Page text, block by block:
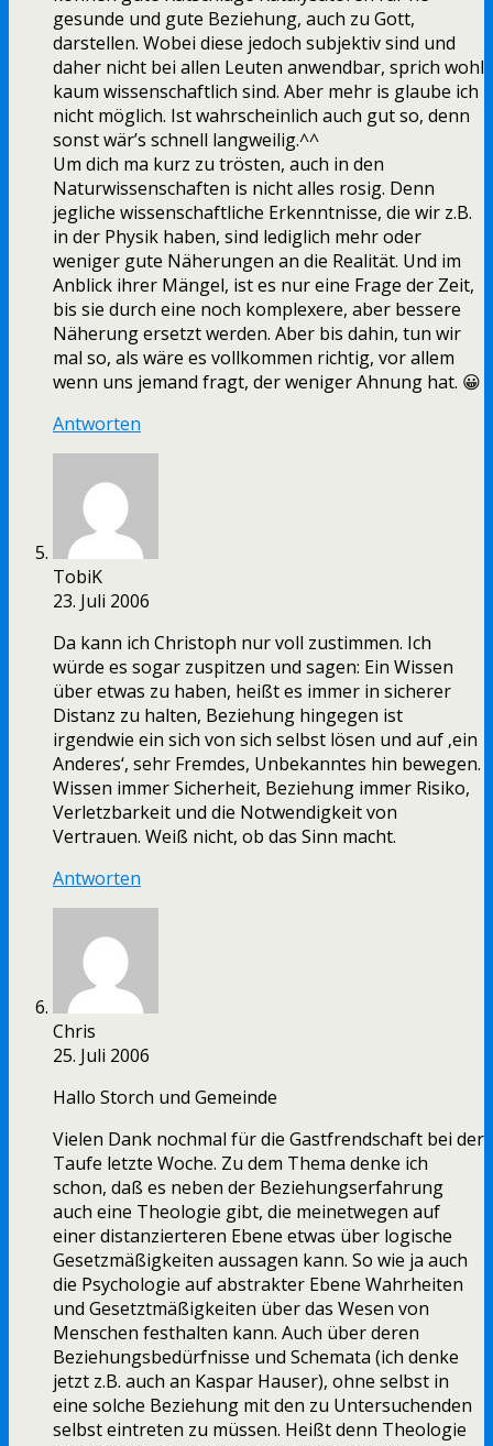
gesunde und gute Beziehung, auch zu Gott,
darstellen. Wobei diese jedoch subjektiv sind und
daher nicht bei allen Leuten anwendbar, sprich wohl
kaum wissenschaftlich sind. Aber mehr is glaube ich
nicht möglich. Ist wahrscheinlich auch gut so, denn
sonst wär’s schnell langweilig.^^
Um dich ma kurz zu trösten, auch in den
Naturwissenschaften is nicht alles rosig. Denn
jegliche wissenschaftliche Erkenntnisse, die wir z.B.
in der Physik haben, sind lediglich mehr oder
weniger gute Näherungen an die Realität. Und im
Anblick ihrer Mängel, ist es nur eine Frage der Zeit,
bis sie durch eine noch komplexere, aber bessere
Näherung ersetzt werden. Aber bis dahin, tun wir
mal so, als wäre es vollkommen richtig, vor allem
wenn uns jemand fragt, der weniger Ahnung hat. 😀
Antworten
TobiK
23. Juli 2006
Da kann ich Christoph nur voll zustimmen. Ich
würde es sogar zuspitzen und sagen: Ein Wissen
über etwas zu haben, heißt es immer in sicherer
Distanz zu halten, Beziehung hingegen ist
irgendwie ein sich von sich selbst lösen und auf ‚ein
Anderes‘, sehr Fremdes, Unbekanntes hin bewegen.
Wissen immer Sicherheit, Beziehung immer Risiko,
Verletzbarkeit und die Notwendigkeit von
Vertrauen. Weiß nicht, ob das Sinn macht.
Antworten
Chris
25. Juli 2006
Hallo Storch und Gemeinde
Vielen Dank nochmal für die Gastfrendschaft bei der
Taufe letzte Woche. Zu dem Thema denke ich
schon, daß es neben der Beziehungserfahrung
auch eine Theologie gibt, die meinetwegen auf
einer distanzierteren Ebene etwas über logische
Gesetzmäßigkeiten aussagen kann. So wie ja auch
die Psychologie auf abstrakter Ebene Wahrheiten
und Gesetztmäßigkeiten über das Wesen von
Menschen festhalten kann. Auch über deren
Beziehungsbedürfnisse und Schemata (ich denke
jetzt z.B. auch an Kaspar Hauser), ohne selbst in
eine solche Beziehung mit den zu Untersuchenden
selbst eintreten zu müssen. Heißt denn Theologie